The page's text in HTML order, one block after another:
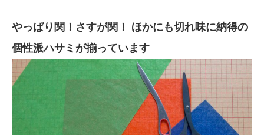
やっぱり関！さすが関！ ほかにも切れ味に納得の
個性派ハサミ が揃っています